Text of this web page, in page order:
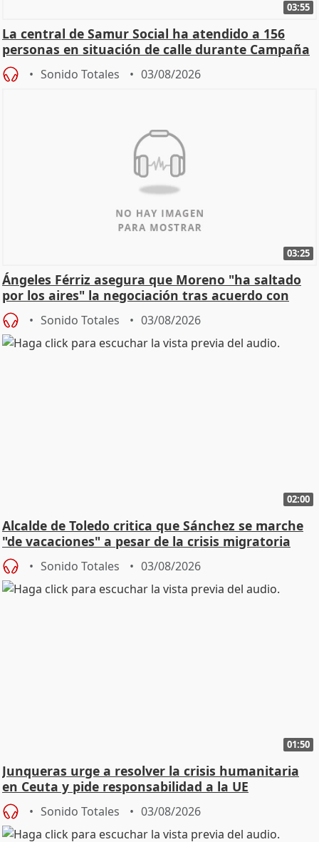
03:55
La central de Samur Social ha atendido a 156
personas en situación de calle durante Campaña
de Calor
Sonido Totales 03/08/2026
03:25
Ángeles Férriz asegura que Moreno "ha saltado
por los aires" la negociación tras acuerdo con
SMA
Sonido Totales 03/08/2026
02:00
Alcalde de Toledo critica que Sánchez se marche
"de vacaciones" a pesar de la crisis migratoria
Sonido Totales 03/08/2026
01:50
Junqueras urge a resolver la crisis humanitaria
en Ceuta y pide responsabilidad a la UE
Sonido Totales 03/08/2026